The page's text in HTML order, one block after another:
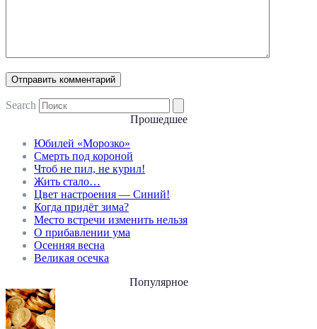
Search
Прошедшее
Юбилей «Морозко»
Смерть под короной
Чтоб не пил, не курил!
Жить стало…
Цвет настроения — Синий!
Когда придёт зима?
Место встречи изменить нельзя
О прибавлении ума
Осенняя весна
Великая осечка
Популярное